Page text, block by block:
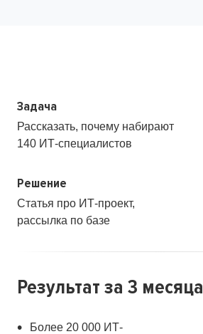
Задача
Рассказать, почему набирают
140 ИТ-специалистов
Решение
Статья про ИТ-проект,
рассылка по базе
Результат за 3 месяца
Более 20 000 ИТ-